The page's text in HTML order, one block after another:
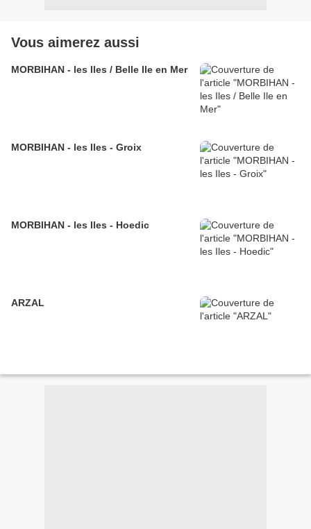
Vous aimerez aussi
MORBIHAN - les Iles / Belle Ile en Mer
MORBIHAN - les Iles - Groix
MORBIHAN - les Iles - Hoedic
ARZAL